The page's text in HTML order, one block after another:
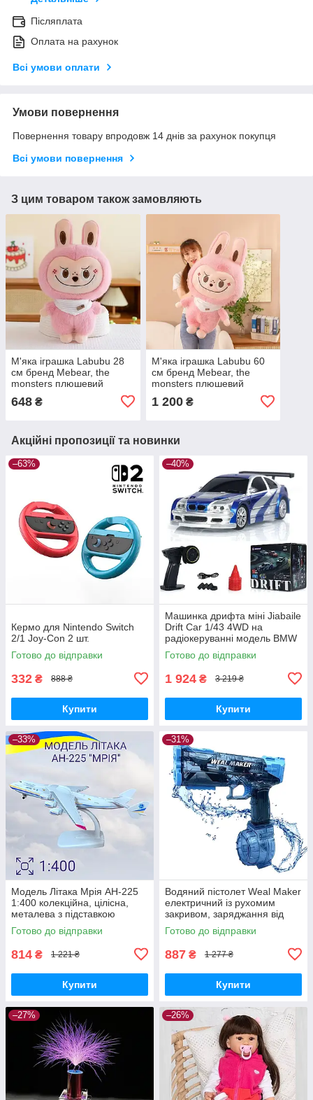
Післяплата
Оплата на рахунок
Всі умови оплати
Умови повернення
Повернення товару впродовж 14 днів за рахунок покупця
Всі умови повернення
З цим товаром також замовляють
М'яка іграшка Labubu 28
см бренд Mebear, the
monsters плюшевий
648 ₴
М'яка іграшка Labubu 60
см бренд Mebear, the
monsters плюшевий
Рожевий
1 200₴
Акційні пропозиції та новинки
–63%
Кермо для Nintendo Switch
2/1 Joy-Con 2 шт.
Готово до відправки
332 ₴ 888 ₴
Купити
–40%
Машинка дрифта міні Jiabaile
Drift Car 1/43 4WD на
радіокеруванні модель BMW
4302
Готово до відправки
1 924 ₴ 3 219 ₴
Купити
–33%
Модель Літака Мрія AН-225
1:400 колекційна, цілісна,
металева з підставкою
Готово до відправки
814 ₴ 1 221 ₴
Купити
–31%
Водяний пістолет Weal Maker
електричний із рухомим
закривом, заряджання від
USB — Синій
Готово до відправки
887 ₴ 1 277 ₴
Купити
–27% –26%